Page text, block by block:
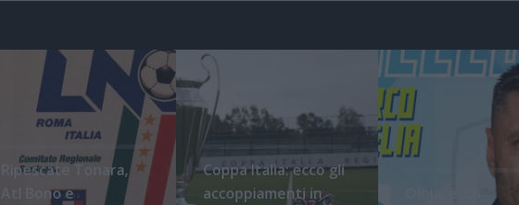
Ripescate Tonara,
Atl Bono e
Coppa Italia: ecco gli
accoppiamenti in